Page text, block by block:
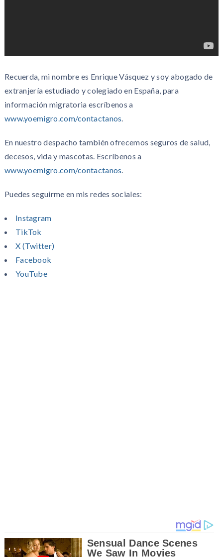
Recuerda, mi nombre es Enrique Vásquez y soy abogado de
extranjería estudiado y colegiado en España, para
información migratoria escríbenos a
www.yoemigro.com/contactanos.
En nuestro despacho también ofrecemos seguros de salud,
decesos, vida y mascotas. Escríbenos a
www.yoemigro.com/contactanos.
Puedes seguirme en mis redes sociales:
Instagram
TikTok
X (Twitter)
Facebook
YouTube